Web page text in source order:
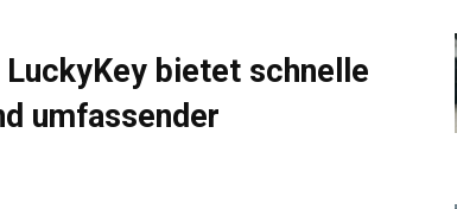
bietet schnelle
umfassender